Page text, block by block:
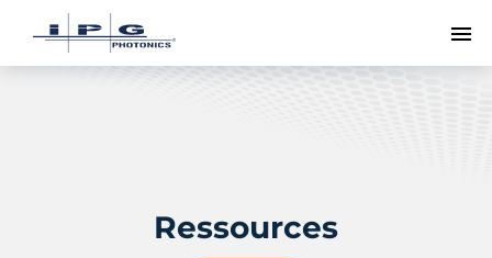
Ressources